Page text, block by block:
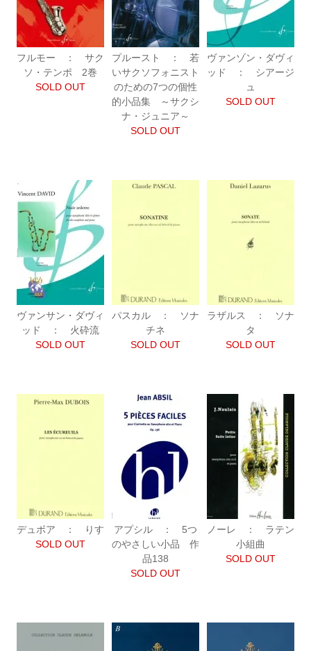
フルモー ： サク
ソ・テンポ 2巻
SOLD OUT
プルースト ： 若
いサクソフォニスト
のための7つの個性
的小品集 ～サクシ
ナ・ジュニア～
SOLD OUT
ヴァンゾン・ダヴィ
ッド ： シアージ
ュ
SOLD OUT
ヴァンサン・ダヴィ
ッド ： 火砕流
SOLD OUT
パスカル ： ソナ
チネ
SOLD OUT
ラザルス ： ソナ
タ
SOLD OUT
デュボア ： りす
SOLD OUT
アプシル ： 5つ
のやさしい小品 作
品138
SOLD OUT
ノーレ ： ラテン
小組曲
SOLD OUT